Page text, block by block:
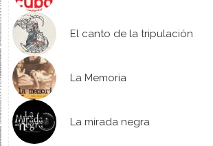
El canto de la tripulación
La Memoria
La mirada negra